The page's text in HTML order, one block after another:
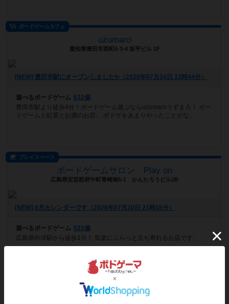
ボードゲームカフェ
uzumaro
愛知県豊田市西町6-3-4 坂平ビル 1F
[NEW] 豊田市駅にオープンしました✨（2026年07月24日 13時44分）
遊べるボードゲーム 632個
豊田市駅より徒歩4分！ボードゲーム遊ぶならuzumaroうずまろ！ ボー
ドゲームと紅茶とお酒のお店。 ボドゲをあまりやったことがな...
プレイスペース
ボードゲームサロン Play on
広島県安芸郡府中町青崎南5-1 かんたろうビル2B
[NEW] 8月カレンダーです（2026年07月20日 21時16分）
遊べるボードゲーム 522個
広島県向洋駅から徒歩1分！ 気楽にふらっと立ち寄れるお店です。